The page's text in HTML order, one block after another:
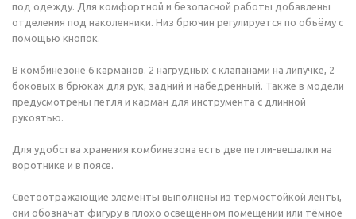
под одежду. Для комфортной и безопасной работы добавлены
отделения под наколенники. Низ брючин регулируется по объёму с
помощью кнопок.
В комбинезоне 6 карманов. 2 нагрудных с клапанами на липучке, 2
боковых в брюках для рук, задний и набедренный. Также в модели
предусмотрены петля и карман для инструмента с длинной
рукоятью.
Для удобства хранения комбинезона есть две петли-вешалки на
воротнике и в поясе.
Светоотражающие элементы выполнены из термостойкой ленты,
они обозначат фигуру в плохо освещённом помещении или тёмное